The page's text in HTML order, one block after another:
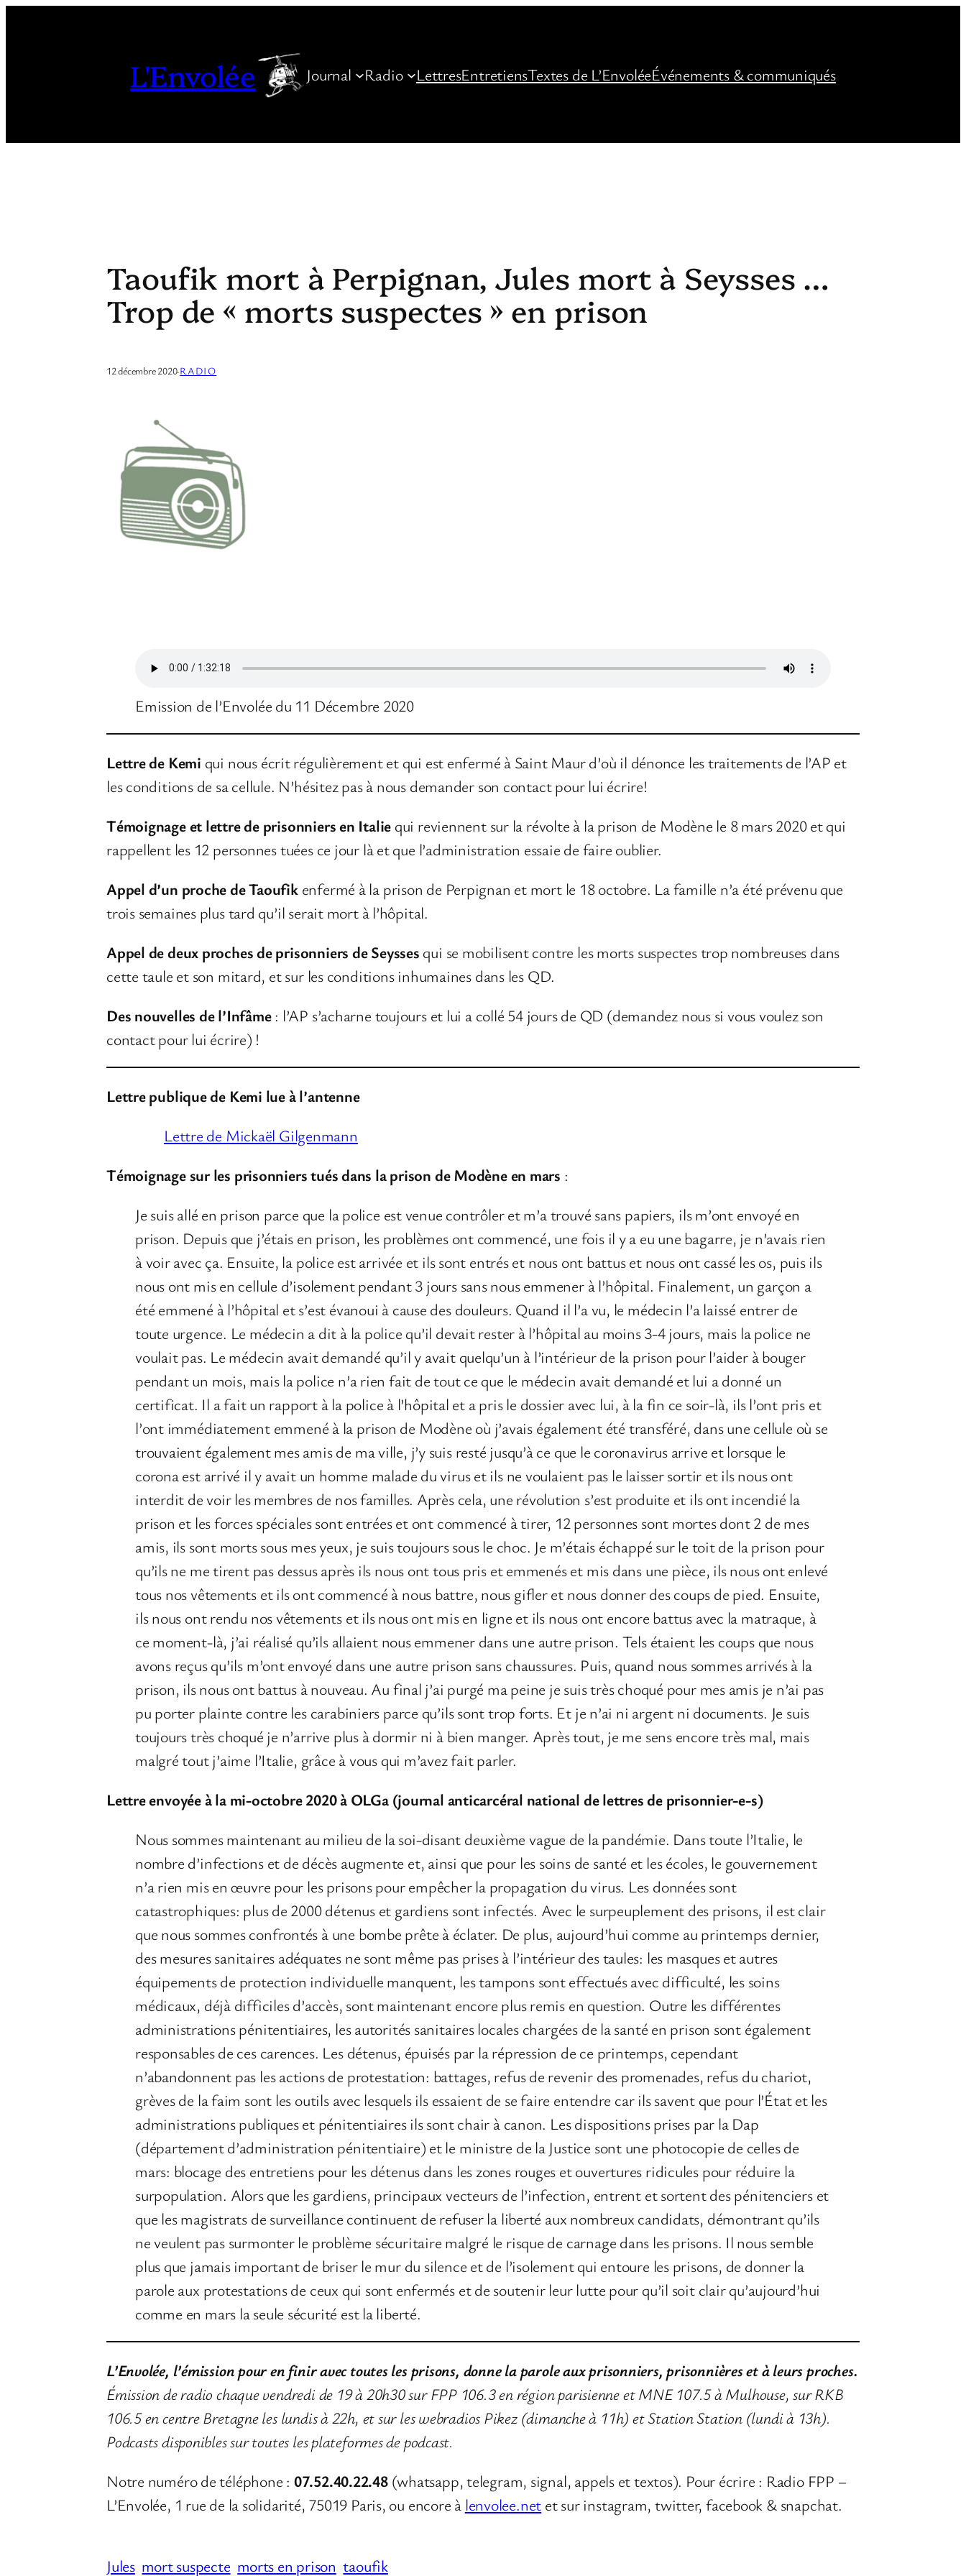
L'Envolée Journal Radio LettresEntretiensTextes de L’EnvoléeÉvénements & communiqués
Taoufik mort à Perpignan, Jules mort à Seysses …
Trop de « morts suspectes » en prison
12 décembre 2020·RADIO
Emission de l’Envolée du 11 Décembre 2020
Lettre de Kemi qui nous écrit régulièrement et qui est enfermé à Saint Maur d’où il dénonce les traitements de l’AP et
les conditions de sa cellule. N’hésitez pas à nous demander son contact pour lui écrire!
Témoignage et lettre de prisonniers en Italie qui reviennent sur la révolte à la prison de Modène le 8 mars 2020 et qui
rappellent les 12 personnes tuées ce jour là et que l’administration essaie de faire oublier.
Appel d’un proche de Taoufikenfermé à la prison de Perpignan et mort le 18 octobre. La famille n’a été prévenu que
trois semaines plus tard qu’il serait mort à l’hôpital.
Appel de deux proches de prisonniers de Seysses qui se mobilisent contre les morts suspectes trop nombreuses dans
cette taule et son mitard, et sur les conditions inhumaines dans les QD.
Des nouvelles de l’Infâme: l’AP s’acharne toujours et lui a collé 54 jours de QD (demandez nous si vous voulez son
contact pour lui écrire) !
Lettre publique de Kemi lue à l’antenne
Lettre de Mickaël Gilgenmann
Témoignage sur les prisonniers tués dans la prison de Modène en mars :
Je suis allé en prison parce que la police est venue contrôler et m’a trouvé sans papiers, ils m’ont envoyé en
prison. Depuis que j’étais en prison, les problèmes ont commencé, une fois il y a eu une bagarre, je n’avais rien
à voir avec ça. Ensuite, la police est arrivée et ils sont entrés et nous ont battus et nous ont cassé les os, puis ils
nous ont mis en cellule d’isolement pendant 3 jours sans nous emmener à l’hôpital. Finalement, un garçon a
été emmené à l’hôpital et s’est évanoui à cause des douleurs. Quand il l’a vu, le médecin l’a laissé entrer de
toute urgence. Le médecin a dit à la police qu’il devait rester à l’hôpital au moins 3-4 jours, mais la police ne
voulait pas. Le médecin avait demandé qu’il y avait quelqu’un à l’intérieur de la prison pour l’aider à bouger
pendant un mois, mais la police n’a rien fait de tout ce que le médecin avait demandé et lui a donné un
certificat. Il a fait un rapport à la police à l’hôpital et a pris le dossier avec lui, à la fin ce soir-là, ils l’ont pris et
l’ont immédiatement emmené à la prison de Modène où j’avais également été transféré, dans une cellule où se
trouvaient également mes amis de ma ville, j’y suis resté jusqu’à ce que le coronavirus arrive et lorsque le
corona est arrivé il y avait un homme malade du virus et ils ne voulaient pas le laisser sortir et ils nous ont
interdit de voir les membres de nos familles. Après cela, une révolution s’est produite et ils ont incendié la
prison et les forces spéciales sont entrées et ont commencé à tirer, 12 personnes sont mortes dont 2 de mes
amis, ils sont morts sous mes yeux, je suis toujours sous le choc. Je m’étais échappé sur le toit de la prison pour
qu’ils ne me tirent pas dessus après ils nous ont tous pris et emmenés et mis dans une pièce, ils nous ont enlevé
tous nos vêtements et ils ont commencé à nous battre, nous gifler et nous donner des coups de pied. Ensuite,
ils nous ont rendu nos vêtements et ils nous ont mis en ligne et ils nous ont encore battus avec la matraque, à
ce moment-là, j’ai réalisé qu’ils allaient nous emmener dans une autre prison. Tels étaient les coups que nous
avons reçus qu’ils m’ont envoyé dans une autre prison sans chaussures. Puis, quand nous sommes arrivés à la
prison, ils nous ont battus à nouveau. Au final j’ai purgé ma peine je suis très choqué pour mes amis je n’ai pas
pu porter plainte contre les carabiniers parce qu’ils sont trop forts. Et je n’ai ni argent ni documents. Je suis
toujours très choqué je n’arrive plus à dormir ni à bien manger. Après tout, je me sens encore très mal, mais
malgré tout j’aime l’Italie, grâce à vous qui m’avez fait parler.
Lettre envoyée à la mi-octobre 2020 à OLGa (journal anticarcéral national de lettres de prisonnier-e-s)
Nous sommes maintenant au milieu de la soi-disant deuxième vague de la pandémie. Dans toute l’Italie, le
nombre d’infections et de décès augmente et, ainsi que pour les soins de santé et les écoles, le gouvernement
n’a rien mis en œuvre pour les prisons pour empêcher la propagation du virus. Les données sont
catastrophiques: plus de 2000 détenus et gardiens sont infectés. Avec le surpeuplement des prisons, il est clair
que nous sommes confrontés à une bombe prête à éclater. De plus, aujourd’hui comme au printemps dernier,
des mesures sanitaires adéquates ne sont même pas prises à l’intérieur des taules: les masques et autres
équipements de protection individuelle manquent, les tampons sont effectués avec difficulté, les soins
médicaux, déjà difficiles d’accès, sont maintenant encore plus remis en question. Outre les différentes
administrations pénitentiaires, les autorités sanitaires locales chargées de la santé en prison sont également
responsables de ces carences. Les détenus, épuisés par la répression de ce printemps, cependant
n’abandonnent pas les actions de protestation: battages, refus de revenir des promenades, refus du chariot,
grèves de la faim sont les outils avec lesquels ils essaient de se faire entendre car ils savent que pour l’État et les
administrations publiques et pénitentiaires ils sont chair à canon. Les dispositions prises par la Dap
(département d’administration pénitentiaire) et le ministre de la Justice sont une photocopie de celles de
mars: blocage des entretiens pour les détenus dans les zones rouges et ouvertures ridicules pour réduire la
surpopulation. Alors que les gardiens, principaux vecteurs de l’infection, entrent et sortent des pénitenciers et
que les magistrats de surveillance continuent de refuser la liberté aux nombreux candidats, démontrant qu’ils
ne veulent pas surmonter le problème sécuritaire malgré le risque de carnage dans les prisons. Il nous semble
plus que jamais important de briser le mur du silence et de l’isolement qui entoure les prisons, de donner la
parole aux protestations de ceux qui sont enfermés et de soutenir leur lutte pour qu’il soit clair qu’aujourd’hui
comme en mars la seule sécurité est la liberté.
L’Envolée, l’émission pour en finir avec toutes les prisons, donne la parole aux prisonniers, prisonnières et à leurs proches.
Émission de radio chaque vendredi de 19 à 20h30 sur FPP 106.3 en région parisienne et MNE 107.5 à Mulhouse, sur RKB
106.5 en centre Bretagne les lundis à 22h, et sur les webradios Pikez (dimanche à 11h) et Station Station (lundi à 13h).
Podcasts disponibles sur toutes les plateformes de podcast.
Notre numéro de téléphone : 07.52.40.22.48(whatsapp, telegram, signal, appels et textos). Pour écrire : Radio FPP –
L’Envolée, 1 rue de la solidarité, 75019 Paris, ou encore à lenvolee.net et sur instagram, twitter, facebook & snapchat.
Jules mort suspecte morts en prison taoufik